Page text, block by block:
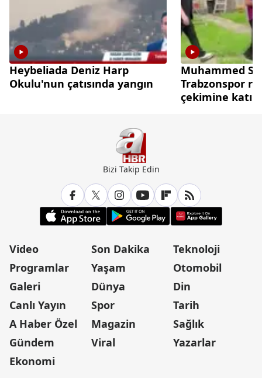
Heybeliada Deniz Harp
Okulu'nun çatısında yangın
Muhammed
Trabzonspor
çekimine
Bizi Takip Edin
Video
Programlar
Galeri
Canlı Yayın
A Haber Özel
Gündem
Ekonomi
Son Dakika
Yaşam
Dünya
Spor
Magazin
Viral
Teknoloji
Otomobil
Din
Tarih
Sağlık
Yazarlar